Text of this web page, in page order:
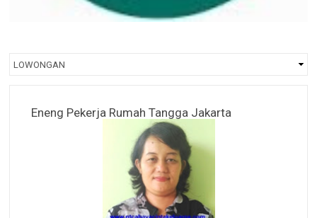
Eneng Pekerja Rumah Tangga Jakarta